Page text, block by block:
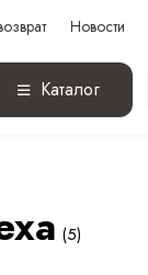
Новости
Каталог
(5)